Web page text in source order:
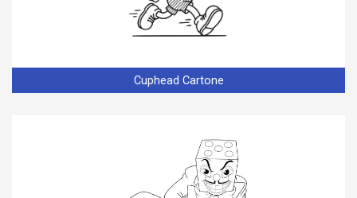
Cuphead Cartone